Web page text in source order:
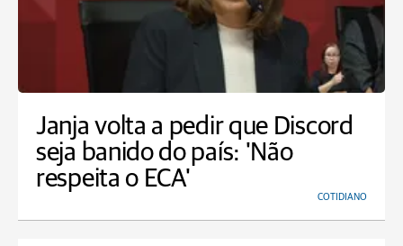
Janja volta a pedir que Discord
seja banido do país: 'Não
respeita o ECA'
COTIDIANO